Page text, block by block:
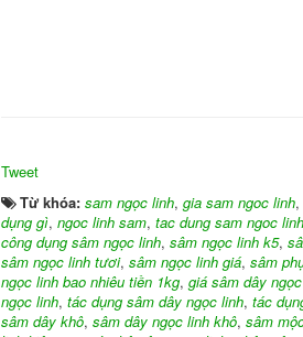
Tweet
Từ khóa: sam ngọc linh, gia sam ngoc linh,
dụng gì, ngoc linh sam, tac dung sam ngoc linh
công dụng sâm ngọc linh, sâm ngọc linh k5,
sâm ngọc linh tươi, sâm ngọc linh giá, sâm
ngọc linh bao nhiêu tiền 1kg, giá sâm dây
ngọc linh, tác dụng sâm dây ngọc linh, tác
sâm dây khô, sâm dây ngọc linh khô, sâm